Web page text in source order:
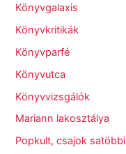
Könyvgalaxis
Könyvkritikák
Könyvparfé
Könyvutca
Könyvvizsgálók
Mariann lakosztálya
Popkult, csajok satöbbi